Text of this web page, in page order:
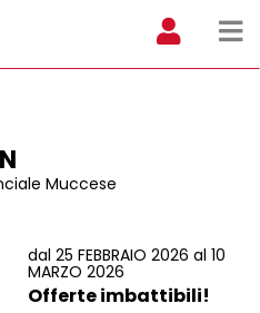
Muccese
dal 25 FEBBRAIO 2026 al 10
MARZO 2026
Offerte imbattibili!